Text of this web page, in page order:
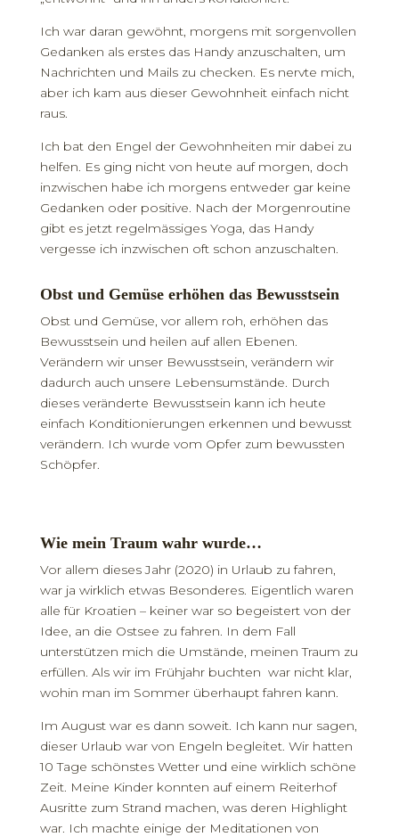
Ich war daran gewöhnt, morgens mit sorgenvollen
Gedanken als erstes das Handy anzuschalten, um
Nachrichten und Mails zu checken. Es nervte mich,
aber ich kam aus dieser Gewohnheit einfach nicht
raus.
Ich bat den Engel der Gewohnheiten mir dabei zu
helfen. Es ging nicht von heute auf morgen, doch
inzwischen habe ich morgens entweder gar keine
Gedanken oder positive. Nach der Morgenroutine
gibt es jetzt regelmässiges Yoga, das Handy
vergesse ich inzwischen oft schon anzuschalten.
Obst und Gemüse erhöhen das Bewusstsein
Obst und Gemüse, vor allem roh, erhöhen das
Bewusstsein und heilen auf allen Ebenen.
Verändern wir unser Bewusstsein, verändern wir
dadurch auch unsere Lebensumstände. Durch
dieses veränderte Bewusstsein kann ich heute
einfach Konditionierungen erkennen und bewusst
verändern. Ich wurde vom Opfer zum bewussten
Schöpfer.
Wie mein Traum wahr wurde…
Vor allem dieses Jahr (2020) in Urlaub zu fahren,
war ja wirklich etwas Besonderes. Eigentlich waren
alle für Kroatien – keiner war so begeistert von der
Idee, an die Ostsee zu fahren. In dem Fall
unterstützen mich die Umstände, meinen Traum zu
erfüllen. Als wir im Frühjahr buchten war nicht klar,
wohin man im Sommer überhaupt fahren kann.
Im August war es dann soweit. Ich kann nur sagen,
dieser Urlaub war von Engeln begleitet. Wir hatten
10 Tage schönstes Wetter und eine wirklich schöne
Zeit. Meine Kinder konnten auf einem Reiterhof
Ausritte zum Strand machen, was deren Highlight
war. Ich machte einige der Meditationen von